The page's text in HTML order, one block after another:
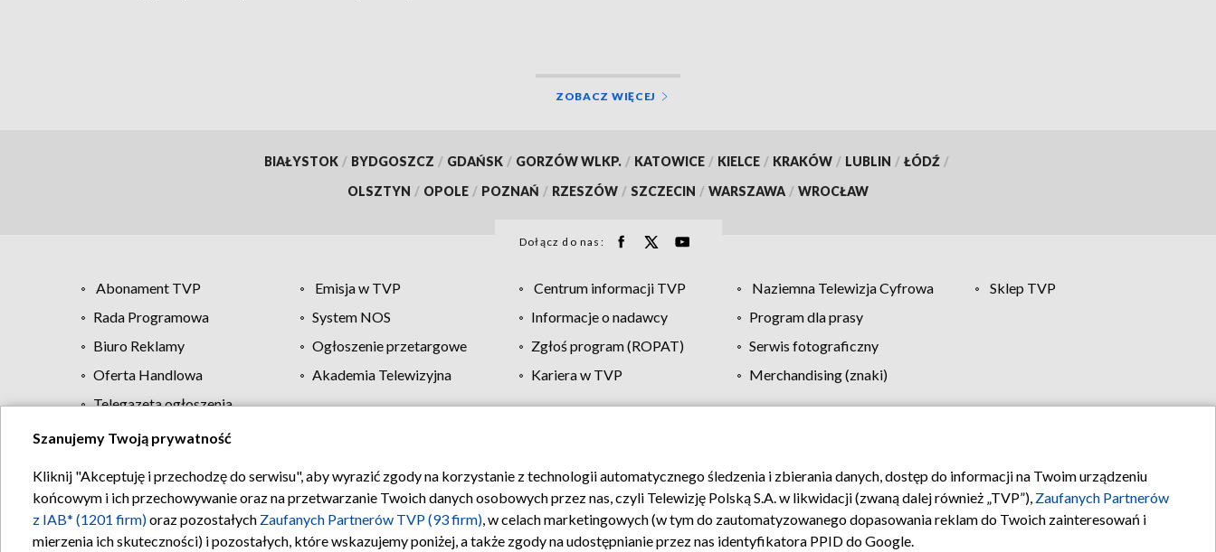
ZOBACZ WIĘCEJ
BIAŁYSTOK / BYDGOSZCZ / GDAŃSK / GORZÓW WLKP. / KATOWICE / KIELCE / KRAKÓW / LUBLIN / ŁÓDŹ /
OLSZTYN / OPOLE / POZNAŃ / RZESZÓW / SZCZECIN / WARSZAWA / WROCŁAW
Dołącz do nas:
Abonament TVP Emisja w TVP Centrum informacji TVP Naziemna Telewizja Cyfrowa
Sklep TVP
Rada Programowa
System NOS Informacje o nadawcy
Program dla prasy
Biuro Reklamy
Ogłoszenie przetargowe Zgłoś program (ROPAT)
Serwis fotograficzny
Oferta Handlowa
Akademia Telewizyjna Kariera w TVP
Merchandising (znaki)
Telegazeta ogłoszenia
Regulamin TVP Polityka prywatności Moje zgody Pomoc Biuro reklamy Kontakt
Szanujemy Twoją prywatność
Kliknij "Akceptuję i przechodzę do serwisu", aby wyrazić zgody na korzystanie z technologii automatycznego śledzenia i zbierania danych, dostęp do informacji na Twoim urządzeniu
końcowym i ich przechowywanie oraz na przetwarzanie Twoich danych osobowych przez nas, czyli Telewizję Polską S.A. w likwidacji (zwaną dalej również „TVP”), Zaufanych Partnerów
z IAB* (1201 firm)oraz pozostałych Zaufanych Partnerów TVP (93 firm), w celach marketingowych (w tym do zautomatyzowanego dopasowania reklam do Twoich zainteresowań i
mierzenia ich skuteczności) i pozostałych, które wskazujemy poniżej, a także zgody na udostępnianie przez nas identyfikatora PPID do Google.